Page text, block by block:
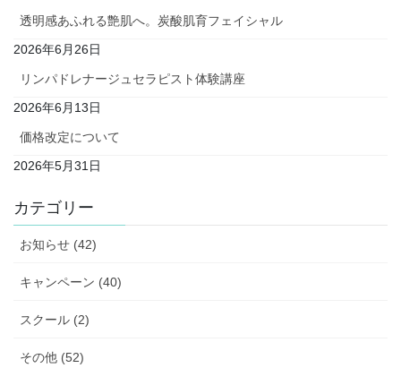
透明感あふれる艶肌へ。炭酸肌育フェイシャル
2026年6月26日
リンパドレナージュセラピスト体験講座
2026年6月13日
価格改定について
2026年5月31日
カテゴリー
お知らせ (42)
キャンペーン (40)
スクール (2)
その他 (52)